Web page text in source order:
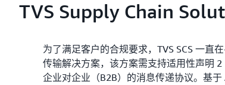
TVS Supply Chain
为了满足客户的合规要求，TVS SCS 一直
传输解决方案，该方案需支持适用性声明 2
企业对企业（B2B）的消息传递协议。基于